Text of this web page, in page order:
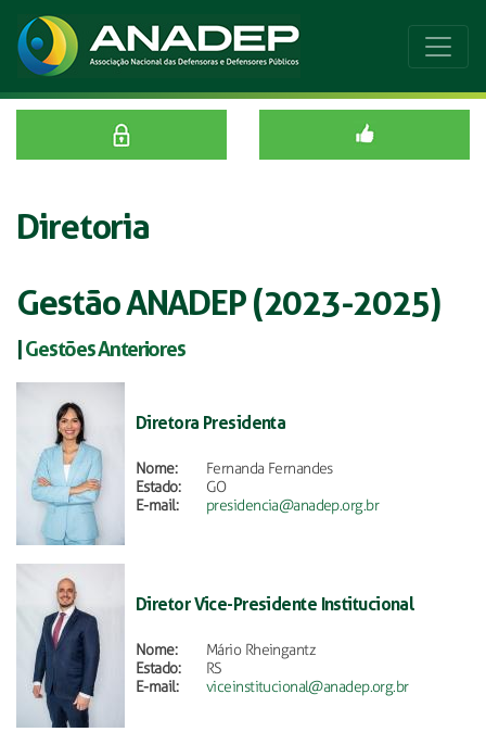
Diretoria
Gestão ANADEP (2023-2025)
Gestões Anteriores
Diretora Presidenta
Nome:
Fernanda Fernandes
Estado:
GO
E-mail:
presidencia@anadep.org.br
Diretor Vice-Presidente Institucional
Nome:
Mário Rheingantz
Estado:
RS
E-mail:
viceinstitucional@anadep.org.br